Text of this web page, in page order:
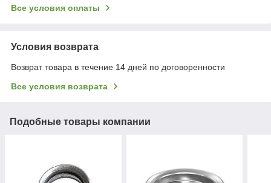
Все условия оплаты
Условия возврата
Возврат товара в течение 14 дней по договоренности
Все условия возврата
Подобные товары компании